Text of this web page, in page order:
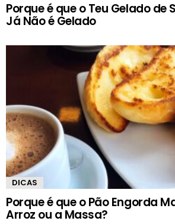
Porque é que o Teu Gelado de
Já Não é Gelado
DICAS
Porque é que o Pão Engorda
Arroz ou a Massa?